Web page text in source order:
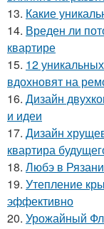
13. Какие
14. Вреден ли
квартире
15. 12
вдохновят на
16. Дизайн
и идеи
17. Дизайн
квартира
18. Любэ в
19. Утепление
эффективно
20. Урожайный